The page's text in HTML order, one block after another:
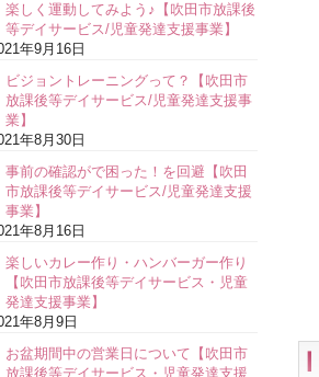
楽しく運動してみよう♪【吹田市放課後
等デイサービス/児童発達支援事業】
年9月16日
ビジョントレーニングって？【吹田市
放課後等デイサービス/児童発達支援事
業】
年8月30日
事前の確認がで困った！を回避【吹田
市放課後等デイサービス/児童発達支援
事業】
年8月16日
楽しいカレー作り・ハンバーガー作り
【吹田市放課後等デイサービス・児童
発達支援事業】
年8月9日
お盆期間中の営業日について【吹田市
放課後等デイサービス・児童発達支援